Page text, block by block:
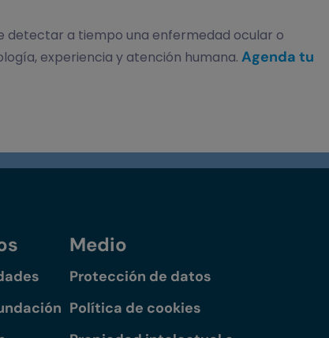
detectar a tiempo una enfermedad ocular o
experiencia y atención humana. Agenda tu
Medio
Protección de datos
Política de cookies